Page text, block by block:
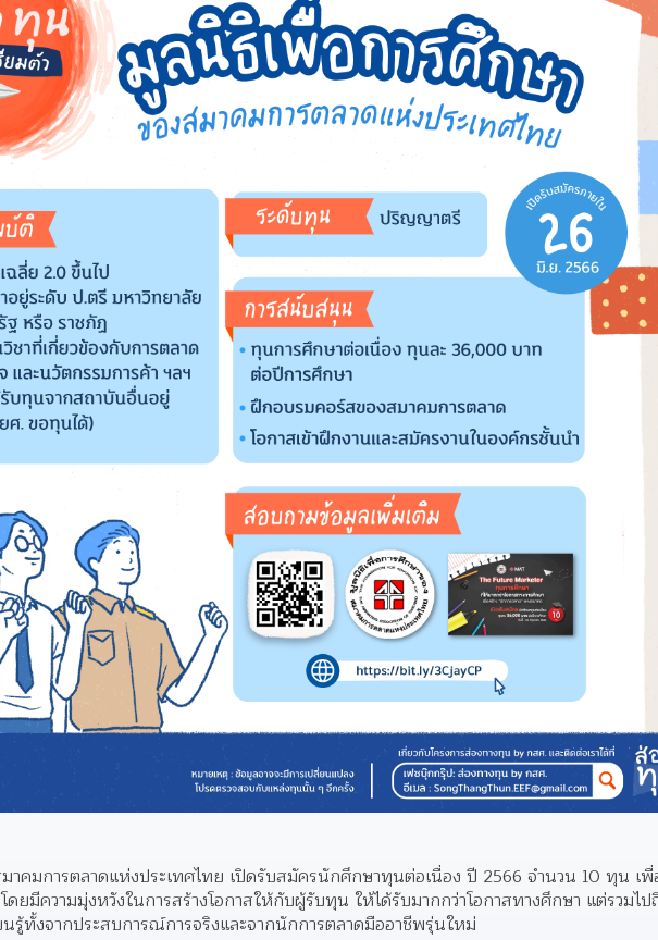
าคมการตลาดแห่งประเทศไทย เปิดรับสมัครนักศึกษาทุนต่อเนื่อง ปี 2566 จำนวน 10 ทุน เพื่
ยมีความมุ่งหวังในการสร้างโอกาสให้กับผู้รับทุน ให้ได้รับมากกว่าโอกาสทางศึกษา แต่รวมไป
รู้ทั้งจากประสบการณ์การจริงและจากนักการตลาดมืออาชีพรุ่นใหม่